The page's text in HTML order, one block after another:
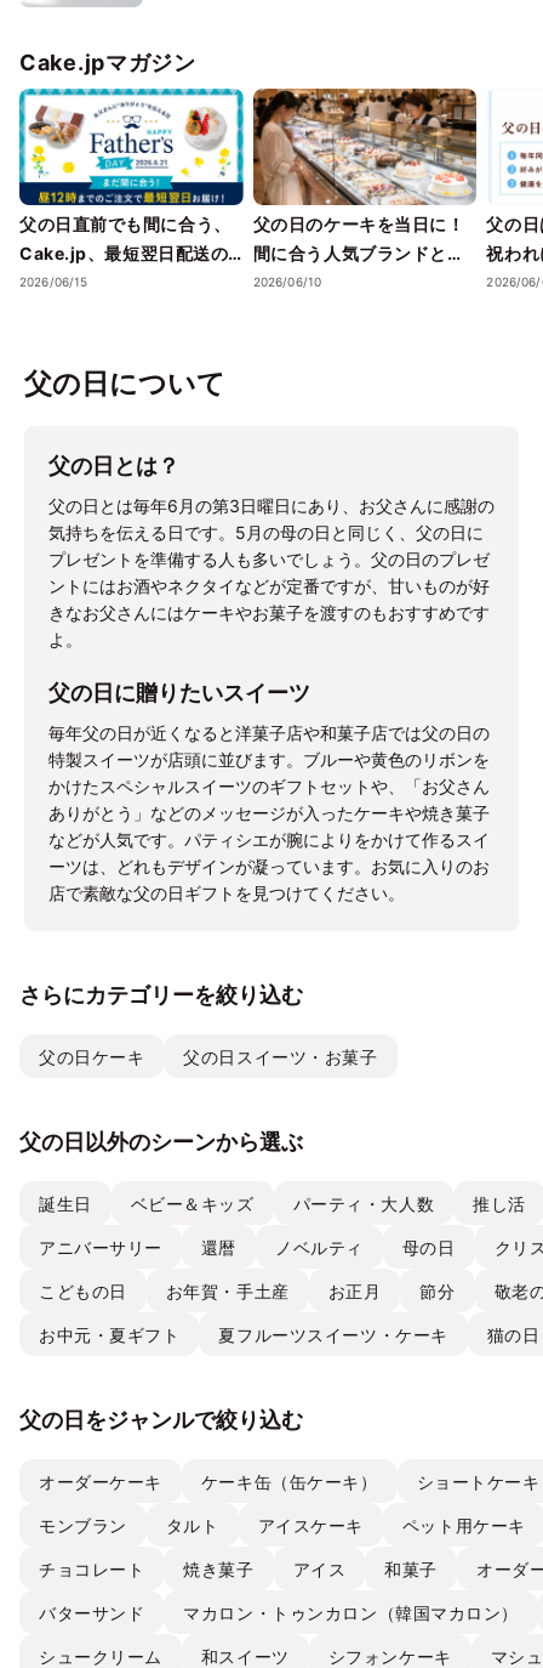
Cake.jpマガジン
父の日直前でも間に合う、
Cake.jp、最短翌日配送の
父の日スイーツを展開
2026/06/15
父の日のケーキを当日に！
間に合う人気ブランドとお
すすめの選び方
2026/06/10
父の
祝わ
父の
2026/
父の日について
父の日とは？
父の日とは毎年6月の第3日曜日にあり、お父さんに感謝の
気持ちを伝える日です。5月の母の日と同じく、父の日に
プレゼントを準備する人も多いでしょう。父の日のプレゼ
ントにはお酒やネクタイなどが定番ですが、甘いものが好
きなお父さんにはケーキやお菓子を渡すのもおすすめです
よ。
父の日に贈りたいスイーツ
毎年父の日が近くなると洋菓子店や和菓子店では父の日の
特製スイーツが店頭に並びます。ブルーや黄色のリボンを
かけたスペシャルスイーツのギフトセットや、「お父さん
ありがとう」などのメッセージが入ったケーキや焼き菓子
などが人気です。パティシエが腕によりをかけて作るスイ
ーツは、どれもデザインが凝っています。お気に入りのお
店で素敵な父の日ギフトを見つけてください。
さらにカテゴリーを絞り込む
父の日ケーキ 父の日スイーツ・お菓子
父の日以外のシーンから選ぶ
誕生日 ベビー＆キッズ パーティ・大人数 推し活
アニバーサリー 還暦 ノベルティ 母の日 クリ
こどもの日 お年賀・手土産 お正月 節分 敬老
お中元・夏ギフト 夏フルーツスイーツ・ケーキ 猫の日
父の日をジャンルで絞り込む
オーダーケーキ ケーキ缶（缶ケーキ） ショートケー
モンブラン タルト アイスケーキ ペット用ケーキ
チョコレート 焼き菓子 アイス 和菓子 オーダ
バターサンド マカロン・トゥンカロン（韓国マカロン）
シュークリーム 和スイーツ シフォンケーキ マシ